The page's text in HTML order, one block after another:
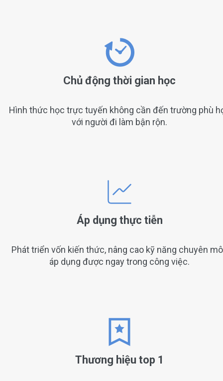
Chủ động thời gian học
Hình thức học trực tuyến không cần đến trường phù
với người đi làm bận rộn.
Áp dụng thực tiễn
Phát triển vốn kiến thức, nâng cao kỹ năng chuyên
áp dụng được ngay trong công việc.
Thương hiệu top 1